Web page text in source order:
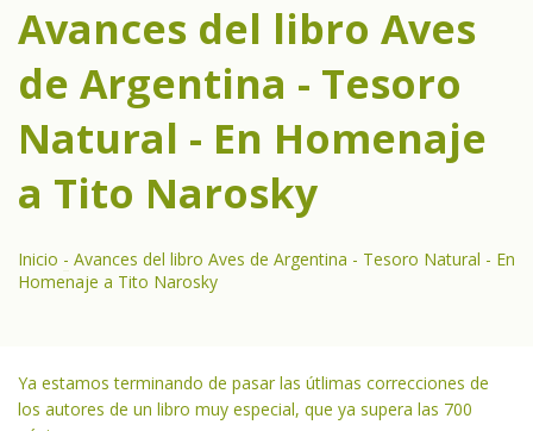
Avances del libro Aves
de Argentina - Tesoro
Natural - En Homenaje
a Tito Narosky
Inicio - Avances del libro Aves de Argentina - Tesoro Natural - En
Homenaje a Tito Narosky
Ya estamos terminando de pasar las útlimas correcciones de
los autores de un libro muy especial, que ya supera las 700